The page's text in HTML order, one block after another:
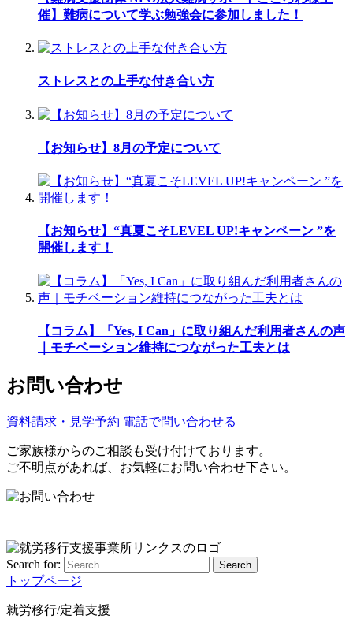
催】難病について学ぶ勉強会に参加しました！
ストレスとの上手な付き合い方
【お知らせ】8月の予定について
【お知らせ】“真夏こそLEVEL UP!キャンペーン ”を
開催します！
【コラム】「Yes, I Can」に取り組んだ利用者さんの声
｜モチベーション維持につながった工夫とは
お問い合わせ
資料請求・見学予約 電話で問い合わせる
ご家族様からのご相談も受け付けております。
ご不明点があれば、お気軽にお問い合わせ下さい。
Search for: Search
トップページ
就労移行/定着支援